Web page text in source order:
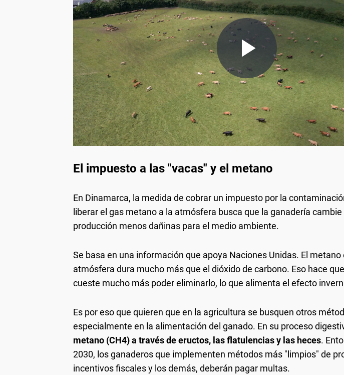
El impuesto a las "vacas" y el metano
En Dinamarca, la medida de cobrar un impuesto por la
liberar el gas metano a la atmósfera busca que la ganadería
producción menos dañinas para el medio ambiente.
Se basa en una información que apoya Naciones Unidas. El metano
atmósfera dura mucho más que el dióxido de carbono. Eso hace
cueste mucho más poder eliminarlo, lo que alimenta el efecto
Es por eso que quieren que en la agricultura se busquen otros
especialmente en la alimentación del ganado. En su proceso
metano (CH4) a través de eructos, las flatulencias y las heces.
2030, los ganaderos que implementen métodos más "limpios" de
incentivos fiscales y los demás, deberán pagar multas.